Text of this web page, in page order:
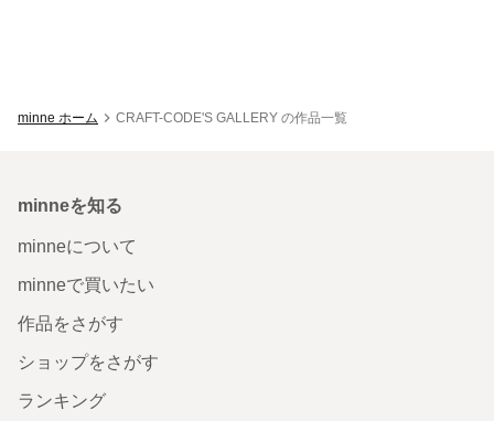
minne ホーム CRAFT-CODE'S GALLERY の作品一覧
minneを知る
minneについて
minneで買いたい
作品をさがす
ショップをさがす
ランキング